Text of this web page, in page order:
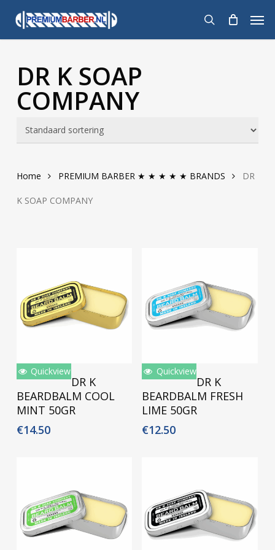
main
search
DR K SOAP
COMPANY
Home PREMIUM BARBER ★ ★ ★ ★ ★ BRANDS DR
K SOAP COMPANY
Toevoegen Aan
Winkelwagen
Quickview
DR K
BEARDBALM COOL
MINT 50GR
€14.50
Toevoegen Aan
Winkelwagen
Quickview
DR K
BEARDBALM FRESH
LIME 50GR
€12.50